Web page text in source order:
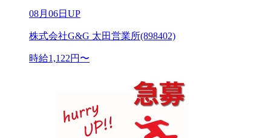
08月06日UP
株式会社G&G 太田営業所(898402)
時給1,122円〜